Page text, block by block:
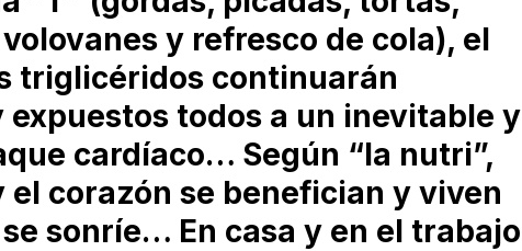
y refresco de cola), el
triglicéridos continuarán
expuestos todos a un inevitable y
cardíaco… Según “la nutri”,
el corazón se benefician y viven
sonríe… En casa y en el trabajo